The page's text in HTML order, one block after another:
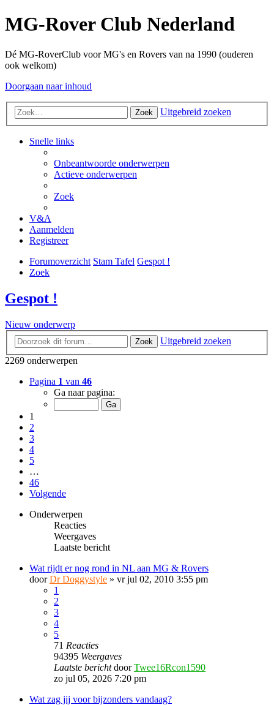
MG-Rover Club Nederland
Dé MG-RoverClub voor MG's en Rovers van na 1990 (ouderen
ook welkom)
Doorgaan naar inhoud
Zoek Uitgebreid zoeken
Snelle links
Onbeantwoorde onderwerpen
Actieve onderwerpen
Zoek
V&A
Aanmelden
Registreer
Forumoverzicht Stam Tafel Gespot !
Zoek
Gespot !
Nieuw onderwerp
Zoek
Uitgebreid zoeken
2269 onderwerpen
Pagina 1 van 46
Ga naar pagina:
1
2
3
4
5
…
46
Volgende
Onderwerpen
Reacties
Weergaves
Laatste bericht
Wat rijdt er nog rond in NL aan MG & Rovers
doorDr Doggystyle » vr jul 02, 2010 3:55 pm
1
2
3
4
5
71 Reacties
94395 Weergaves
Laatste berichtdoorTwee16Rcon1590
zo jul 05, 2026 7:20 pm
Wat zag jij voor bijzonders vandaag?